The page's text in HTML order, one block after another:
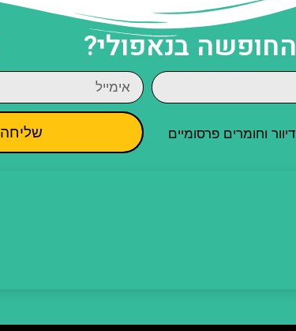
בנאפולי?
וחומרים פרסומיים שליחה